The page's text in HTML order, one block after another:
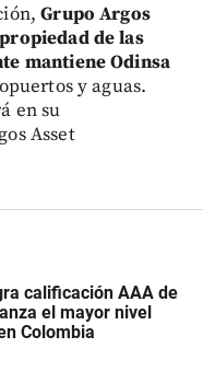
Grupo Argos
de las
mantiene Odinsa
y aguas.
en su
Asset
calificación AAA de
el mayor nivel
Colombia